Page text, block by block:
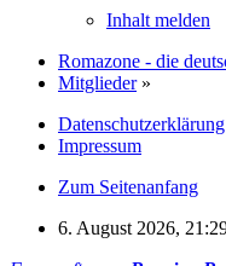
Inhalt melden
Romazone - die
Mitglieder »
Datenschutzerklärung
Impressum
Zum Seitenanfang
6. August 2026,